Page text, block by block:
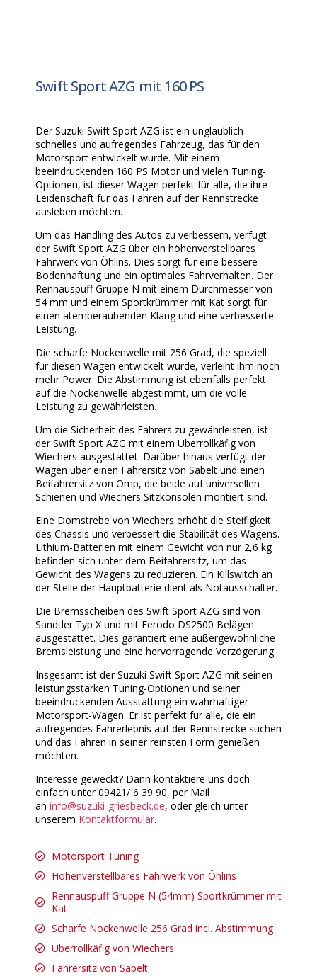
Swift Sport AZG mit 160 PS
Der Suzuki Swift Sport AZG ist ein unglaublich
schnelles und aufregendes Fahrzeug, das für den
Motorsport entwickelt wurde. Mit einem
beeindruckenden 160 PS Motor und vielen Tuning-
Optionen, ist dieser Wagen perfekt für alle, die ihre
Leidenschaft für das Fahren auf der Rennstrecke
ausleben möchten.
Um das Handling des Autos zu verbessern, verfügt
der Swift Sport AZG über ein höhenverstellbares
Fahrwerk von Öhlins. Dies sorgt für eine bessere
Bodenhaftung und ein optimales Fahrverhalten. Der
Rennauspuff Gruppe N mit einem Durchmesser von
54 mm und einem Sportkrümmer mit Kat sorgt für
einen atemberaubenden Klang und eine verbesserte
Leistung.
Die scharfe Nockenwelle mit 256 Grad, die speziell
für diesen Wagen entwickelt wurde, verleiht ihm noch
mehr Power. Die Abstimmung ist ebenfalls perfekt
auf die Nockenwelle abgestimmt, um die volle
Leistung zu gewährleisten.
Um die Sicherheit des Fahrers zu gewährleisten, ist
der Swift Sport AZG mit einem Überrollkäfig von
Wiechers ausgestattet. Darüber hinaus verfügt der
Wagen über einen Fahrersitz von Sabelt und einen
Beifahrersitz von Omp, die beide auf universellen
Schienen und Wiechers Sitzkonsolen montiert sind.
Eine Domstrebe von Wiechers erhöht die Steifigkeit
des Chassis und verbessert die Stabilität des Wagens.
Lithium-Batterien mit einem Gewicht von nur 2,6 kg
befinden sich unter dem Beifahrersitz, um das
Gewicht des Wagens zu reduzieren. Ein Killswitch an
der Stelle der Hauptbatterie dient als Notausschalter.
Die Bremsscheiben des Swift Sport AZG sind von
Sandtler Typ X und mit Ferodo DS2500 Belägen
ausgestattet. Dies garantiert eine außergewöhnliche
Bremsleistung und eine hervorragende Verzögerung.
Insgesamt ist der Suzuki Swift Sport AZG mit seinen
leistungsstarken Tuning-Optionen und seiner
beeindruckenden Ausstattung ein wahrhaftiger
Motorsport-Wagen. Er ist perfekt für alle, die ein
aufregendes Fahrerlebnis auf der Rennstrecke suchen
und das Fahren in seiner reinsten Form genießen
möchten.
Interesse geweckt? Dann kontaktiere uns doch
einfach unter 09421/ 6 39 90, per Mail
an info@suzuki-griesbeck.de, oder gleich unter
unserem Kontaktformular.
Motorsport Tuning
Höhenverstellbares Fahrwerk von Öhlins
Rennauspuff Gruppe N (54mm) Sportkrümmer mit
Kat
Scharfe Nockenwelle 256 Grad incl. Abstimmung
Überrollkäfig von Wiechers
Fahrersitz von Sabelt